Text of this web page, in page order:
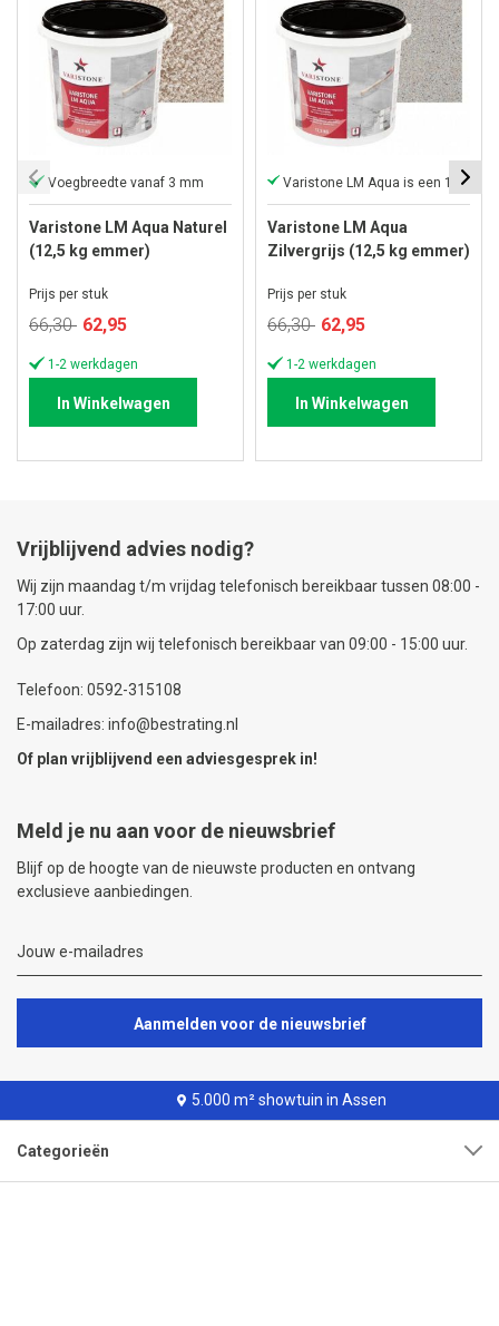
Voegbreedte vanaf 3 mm
Varistone LM Aqua Naturel
(12,5 kg emmer)
Prijs per stuk
66,30 Speciale
62,95
1-2 werkdagen
In Winkelwagen
Varistone LM Aqua is een 1-component
Varistone LM Aqua
Zilvergrijs (12,5 kg emmer)
Prijs per stuk
66,30 Speciale
62,95
1-2 werkdagen
In Winkelwagen
Vrijblijvend advies nodig?
Wij zijn maandag t/m vrijdag telefonisch bereikbaar tussen 08:00 -
17:00 uur.
Op zaterdag zijn wij telefonisch bereikbaar van 09:00 - 15:00 uur.
Telefoon: 0592-315108
E-mailadres: info@bestrating.nl
Of plan vrijblijvend een adviesgesprek in!
Meld je nu aan voor de nieuwsbrief
Blijf op de hoogte van de nieuwste producten en ontvang
exclusieve aanbiedingen.
Aanmelden voor de nieuwsbrief
5.000 m² showtuin in Assen
Categorieën